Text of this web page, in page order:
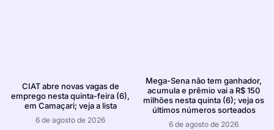
CIAT abre novas vagas de
emprego nesta quinta-feira (6),
em Camaçari; veja a lista
6 de agosto de 2026
Mega-Sena não tem ganhador,
acumula e prêmio vai a R$ 150
milhões nesta quinta (6); veja os
últimos números sorteados
6 de agosto de 2026